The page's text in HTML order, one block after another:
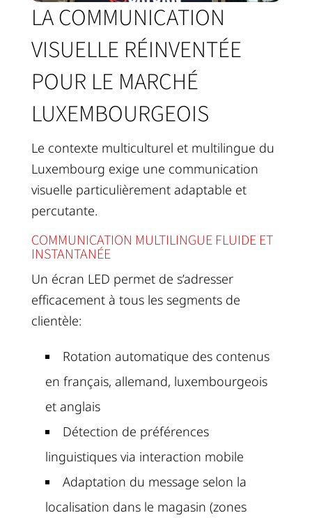
LA COMMUNICATION
VISUELLE RÉINVENTÉE
POUR LE MARCHÉ
LUXEMBOURGEOIS
Le contexte multiculturel et multilingue du
Luxembourg exige une communication
visuelle particulièrement adaptable et
percutante.
COMMUNICATION MULTILINGUE FLUIDE ET
INSTANTANÉE
Un écran LED permet de s’adresser
efficacement à tous les segments de
clientèle:
Rotation automatique des contenus
en français, allemand, luxembourgeois
et anglais
Détection de préférences
linguistiques via interaction mobile
Adaptation du message selon la
localisation dans le magasin (zones